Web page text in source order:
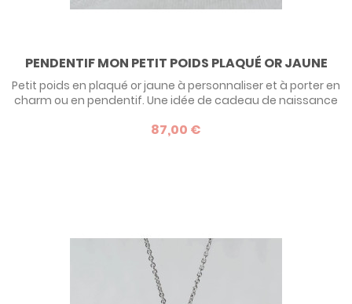
PENDENTIF MON PETIT POIDS PLAQUÉ OR JAUNE
Petit poids en plaqué or jaune à personnaliser et à porter en
charm ou en pendentif. Une idée de cadeau de naissance
87,00 €